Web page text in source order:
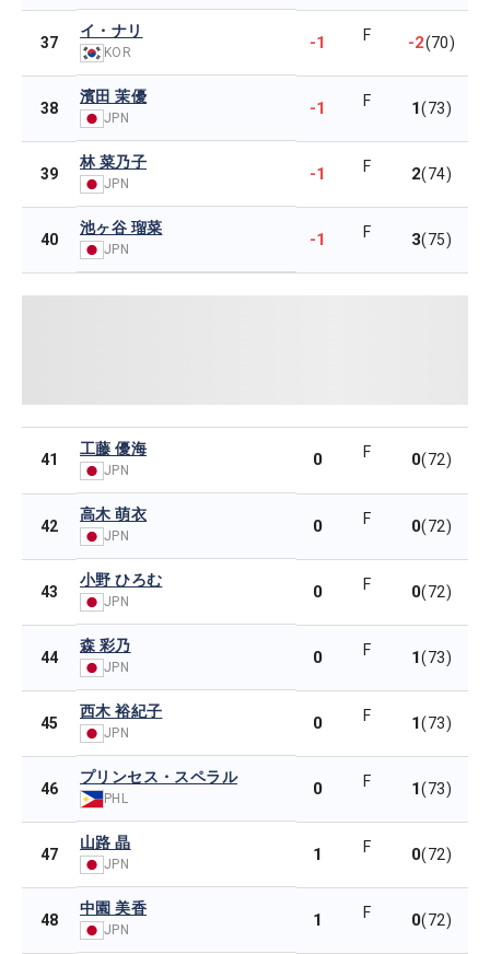
37
イ・ナリ
KOR -1 F -2(70)
38
濱田 茉優
JPN -1 F 1(73)
39
林 菜乃子
JPN -1 F 2(74)
40
池ヶ谷 瑠菜
JPN -1 F 3(75)
41
工藤 優海
JPN
0 F 0(72)
42
高木 萌衣
JPN 0 F 0(72)
43
小野 ひろむ
JPN 0 F 0(72)
44
森 彩乃
JPN 0 F 1(73)
45
西木 裕紀子
JPN 0 F 1(73)
46
プリンセス・スペラル
PHL 0 F 1(73)
47
山路 晶
JPN 1 F 0(72)
48
中園 美香
JPN 1 F 0(72)